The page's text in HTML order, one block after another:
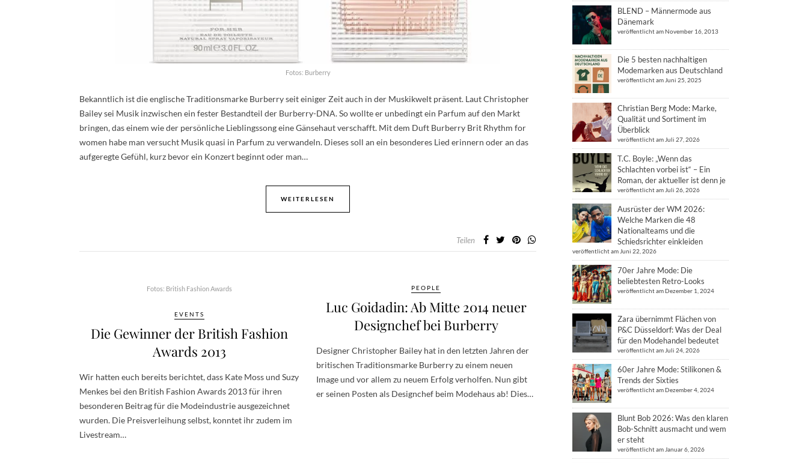
Fotos: Burberry
Bekanntlich ist die englische Traditionsmarke Burberry seit einiger Zeit auch in der Muskikwelt präsent. Laut Christopher
Bailey sei Musik inzwischen ein fester Bestandteil der Burberry-DNA. So wollte er unbedingt ein Parfum auf den Markt
bringen, das einem wie der persönliche Lieblingssong eine Gänsehaut verschafft. Mit dem Duft Burberry Brit Rhythm for
women habe man versucht Musik quasi in Parfum zu verwandeln. Dieses soll an ein besonderes Lied erinnern oder an das
aufgeregte Gefühl, kurz bevor ein Konzert beginnt oder man…
WEITERLESEN
Teilen
Fotos: British Fashion Awards
EVENTS
Die Gewinner der British Fashion
Awards 2013
Wir hatten euch bereits berichtet, dass Kate Moss und Suzy
Menkes bei den British Fashion Awards 2013 für ihren
besonderen Beitrag für die Modeindustrie ausgezeichnet
wurden. Die Preisverleihung selbst, konntet ihr zudem im
Livestream…
PEOPLE
Luc Goidadin: Ab Mitte 2014 neuer
Designchef bei Burberry
Designer Christopher Bailey hat in den letzten Jahren der
britischen Traditionsmarke Burberry zu einem neuen
Image und vor allem zu neuem Erfolg verholfen. Nun gibt
er seinen Posten als Designchef beim Modehaus ab! Dies…
BLEND – Männermode aus
Dänemark
veröffentlicht am November 16, 2013
Die 5 besten nachhaltigen
Modemarken aus Deutschland
veröffentlicht am Juni 25, 2025
Christian Berg Mode: Marke,
Qualität und Sortiment im
Überblick
veröffentlicht am Juli 27, 2026
T.C. Boyle: „Wenn das
Schlachten vorbei ist“ – Ein
Roman, der aktueller ist denn je
veröffentlicht am Juli 26, 2026
Ausrüster der WM 2026:
Welche Marken die 48
Nationalteams und die
Schiedsrichter einkleiden
veröffentlicht am Juni 22, 2026
70er Jahre Mode: Die
beliebtesten Retro-Looks
veröffentlicht am Dezember 1, 2024
Zara übernimmt Flächen von
P&C Düsseldorf: Was der Deal
für den Modehandel bedeutet
veröffentlicht am Juli 24, 2026
60er Jahre Mode: Stilikonen &
Trends der Sixties
veröffentlicht am Dezember 4, 2024
Blunt Bob 2026: Was den klaren
Bob-Schnitt ausmacht und wem
er steht
veröffentlicht am Januar 6, 2026